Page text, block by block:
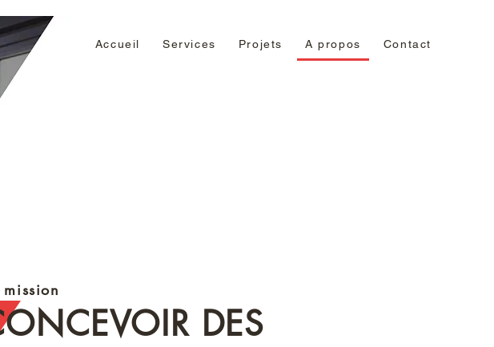
DES
Accueil Services Projets A propos Contact